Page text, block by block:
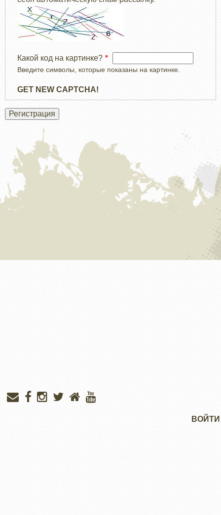
Какой код на картинке?
Введите символы, которые показаны на картинке.
GET NEW CAPTCHA!
ВОЙТИ